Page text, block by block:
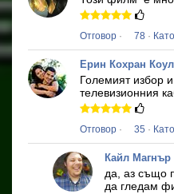
Отговор · 78 · Като
Ерин Кохран Коул
Големият избор
телевизионния
Отговор · 35 · Като
Кайл Магнър
да, аз също
да гледам